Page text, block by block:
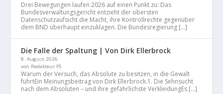
Drei Bewegungen laufen 2026 auf einen Punkt zu: Das
Bundesverwaltungsgericht entzieht der obersten
Datenschutzaufsicht die Macht, ihre Kontrollrechte gegenüber
dem BND überhaupt einzuklagen. Die Bundesregierung […]
Die Falle der Spaltung | Von Dirk Ellerbrock
8. August 2026
von Redakteur PS
Warum der Versuch, das Absolute zu besitzen, in die Gewalt
führtEin Meinungsbeitrag von Dirk Ellerbrock.1. Die Sehnsucht
nach dem Absoluten – und ihre gefährlichste VerkleidungEs […]